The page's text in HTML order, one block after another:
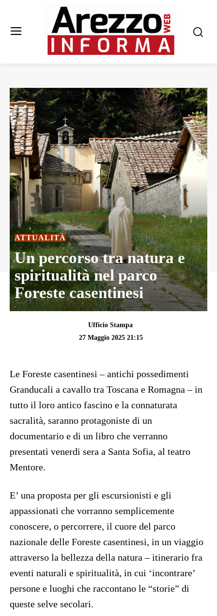
ATTUALITÀ
Un percorso tra natura e
spiritualità nel parco
Foreste casentinesi
Ufficio Stampa
27 Maggio 2025 21:15
Le Foreste casentinesi – antichi possedimenti
Granducali a cavallo tra Toscana e Romagna – in
tutto il loro antico fascino e la connaturata
sacralità, saranno protagoniste di un
documentario e di un libro che verranno
presentati venerdi sera a Santa Sofia, al teatro
Mentore.
E’ una proposta per gli escursionisti e gli
appassionati che vorranno semplicemente
conoscere, o percorrere, il cuore del parco
nazionale delle Foreste casentinesi, in un viaggio
attraverso la bellezza della natura – itinerario fra
eventi naturali e spiritualità, in cui ‘incontrare’
persone e luoghi che raccontano le “storie” di
queste selve secolari.